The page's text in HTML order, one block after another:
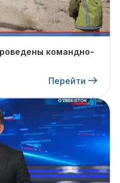
командно-
Перейти